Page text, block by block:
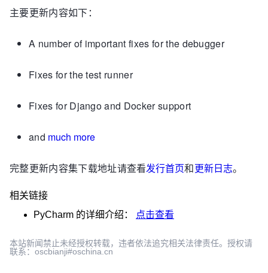
主要更新内容如下：
A number of important fixes for the debugger
Fixes for the test runner
Fixes for Django and Docker support
and much more
完整更新内容集下载地址请查看发行首页和更新日志。
相关链接
PyCharm 的详细介绍： 点击查看
本站新闻禁止未经授权转载，违者依法追究相关法律责任。授权请
联系：oscbianji#oschina.cn